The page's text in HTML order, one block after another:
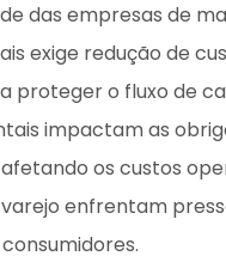
das empresas de
exige redução de
proteger o fluxo de
impactam as
os custos
enfrentam